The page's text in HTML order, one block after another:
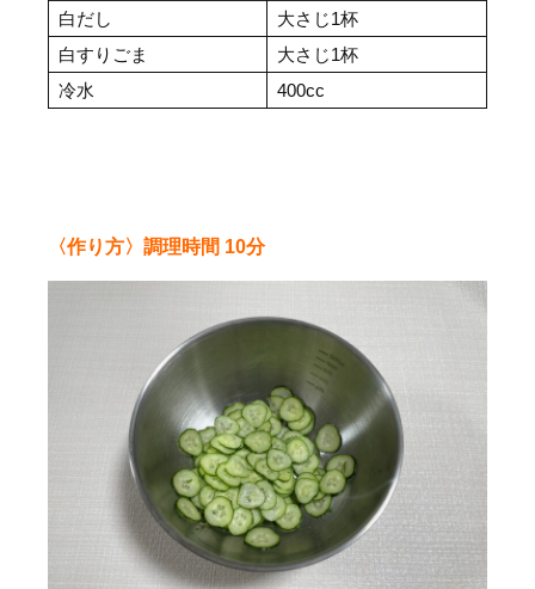
白だし
大さじ1杯
白すりごま
大さじ1杯
冷水
400cc
〈作り方〉調理時間 10分